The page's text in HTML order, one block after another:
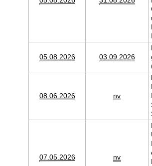
05.08.2026 03.09.2026
08.06.2026 nv
07.05.2026 nv